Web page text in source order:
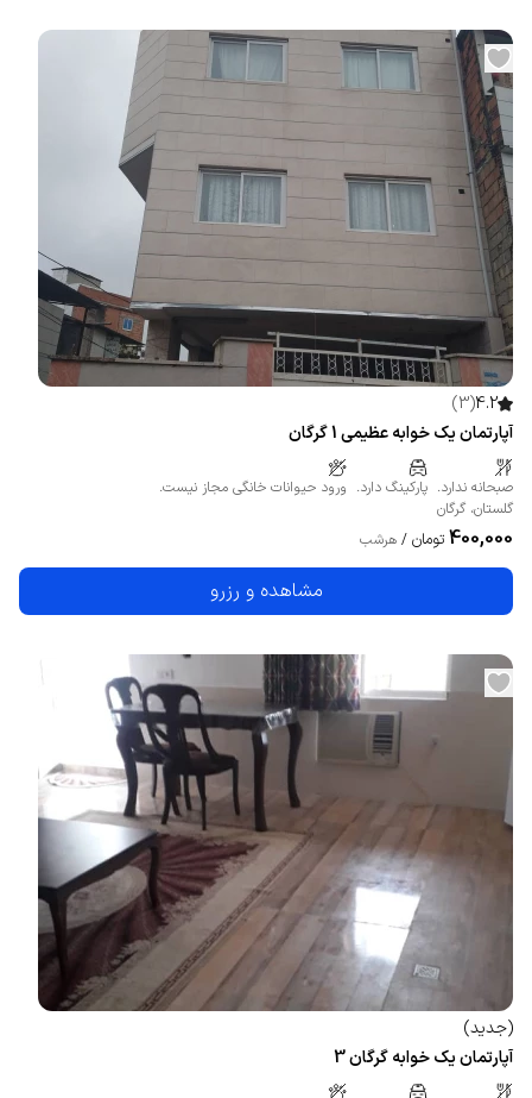
4.2
(
3
)
آپارتمان یک خوابه عظیمی 1 گرگان
صبحانه ندارد. پارکینگ دارد. ورود حیوانات خانگی مجاز نیست.
گلستان، گرگان
400,000 تومان / هرشب
مشاهده و رزرو
(جدید)
آپارتمان یک خوابه گرگان 3